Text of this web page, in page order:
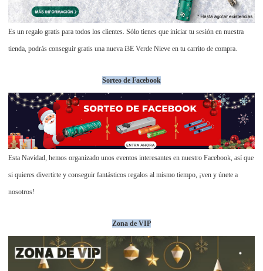
Es un regalo gratis para todos los clientes. Sólo tienes que iniciar tu sesión en nuestra
tienda, podrás conseguir gratis una nueva i3E Verde Nieve en tu carrito de compra.
Sorteo de Facebook
Esta Navidad, hemos organizado unos eventos interesantes en nuestro Facebook, así que
si quieres divertirte y conseguir fantásticos regalos al mismo tiempo, ¡ven y únete a
nosotros!
Zona de VIP